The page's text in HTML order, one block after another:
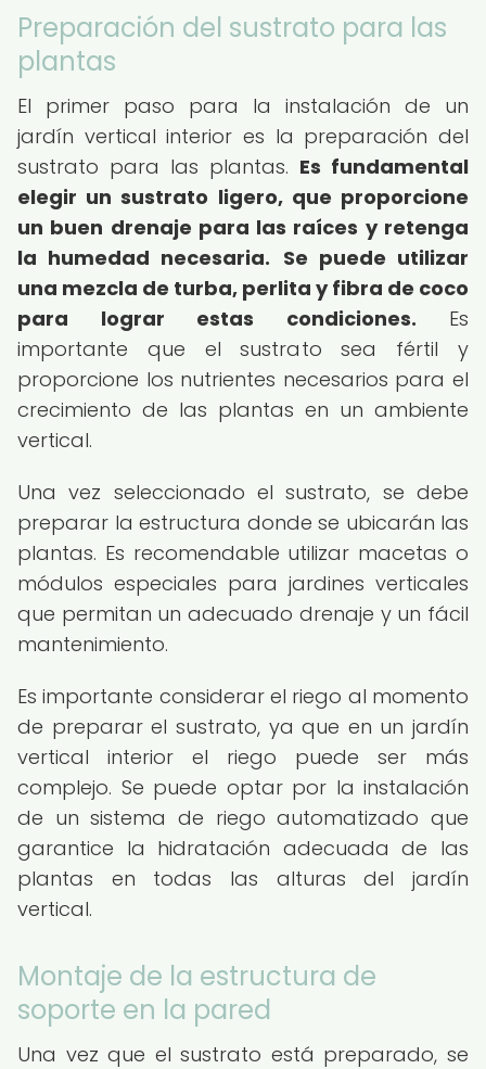
Preparación del sustrato para las
plantas
El primer paso para la instalación de un
jardín vertical interior es la preparación del
sustrato para las plantas. Es fundamental
elegir un sustrato ligero, que proporcione
un buen drenaje para las raíces y retenga
la humedad necesaria. Se puede utilizar
una mezcla de turba, perlita y fibra de coco
para lograr estas condiciones. Es
importante que el sustrato sea fértil y
proporcione los nutrientes necesarios para el
crecimiento de las plantas en un ambiente
vertical.
Una vez seleccionado el sustrato, se debe
preparar la estructura donde se ubicarán las
plantas. Es recomendable utilizar macetas o
módulos especiales para jardines verticales
que permitan un adecuado drenaje y un fácil
mantenimiento.
Es importante considerar el riego al momento
de preparar el sustrato, ya que en un jardín
vertical interior el riego puede ser más
complejo. Se puede optar por la instalación
de un sistema de riego automatizado que
garantice la hidratación adecuada de las
plantas en todas las alturas del jardín
vertical.
Montaje de la estructura de
soporte en la pared
Una vez que el sustrato está preparado, se